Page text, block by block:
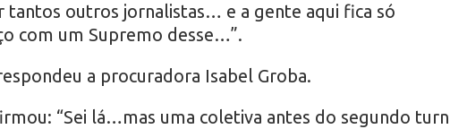
tantos outros jornalistas… e a gente aqui fica só
com um Supremo desse…”.
a procuradora Isabel Groba.
“Sei lá…mas uma coletiva antes do segundo